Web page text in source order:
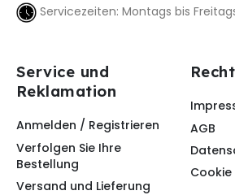
Servicezeiten: Montags bis
Service und
Reklamation
Anmelden / Registrieren
Verfolgen Sie Ihre
Bestellung
Versand und Lieferung
AGB
Cookie